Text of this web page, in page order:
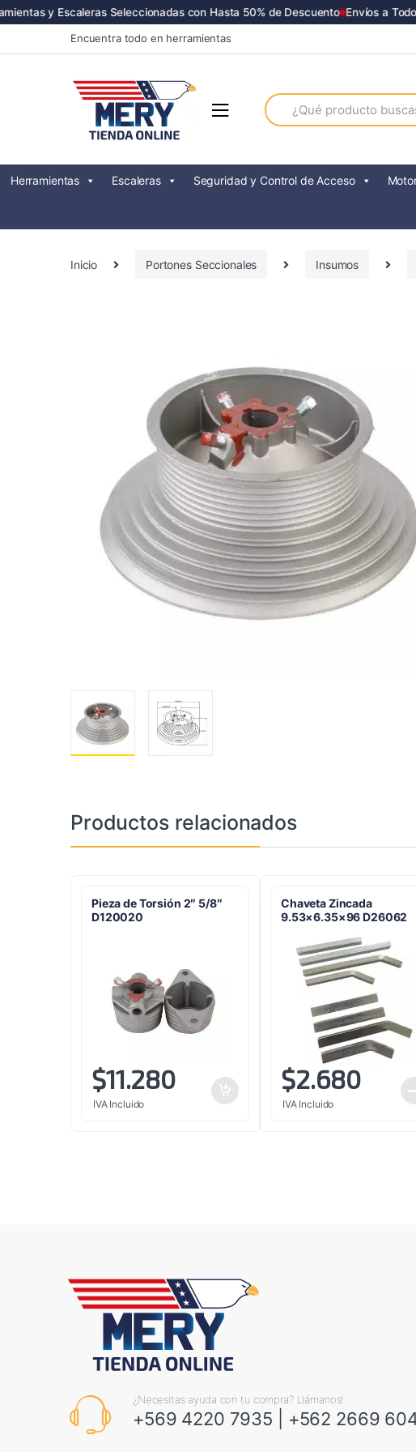
y Escaleras Seleccionadas con Hasta 50% de Descuento Envíos a Todo
to
to
Encuentra todo en herramientas
Search
for:
Herramientas Escaleras Seguridad y Control de Acceso
Inicio Portones Seccionales Insumos
Productos relacionados
Pieza de Torsión 2″ 5/8″
D120020
$11.280
IVA Incluido
Chaveta Zincada
9.53×6.35×96 D26062
$2.680
IVA Incluido
¿Necesitas ayuda con tu compra? Llámanos!
+569 4220 7935 +562 2669